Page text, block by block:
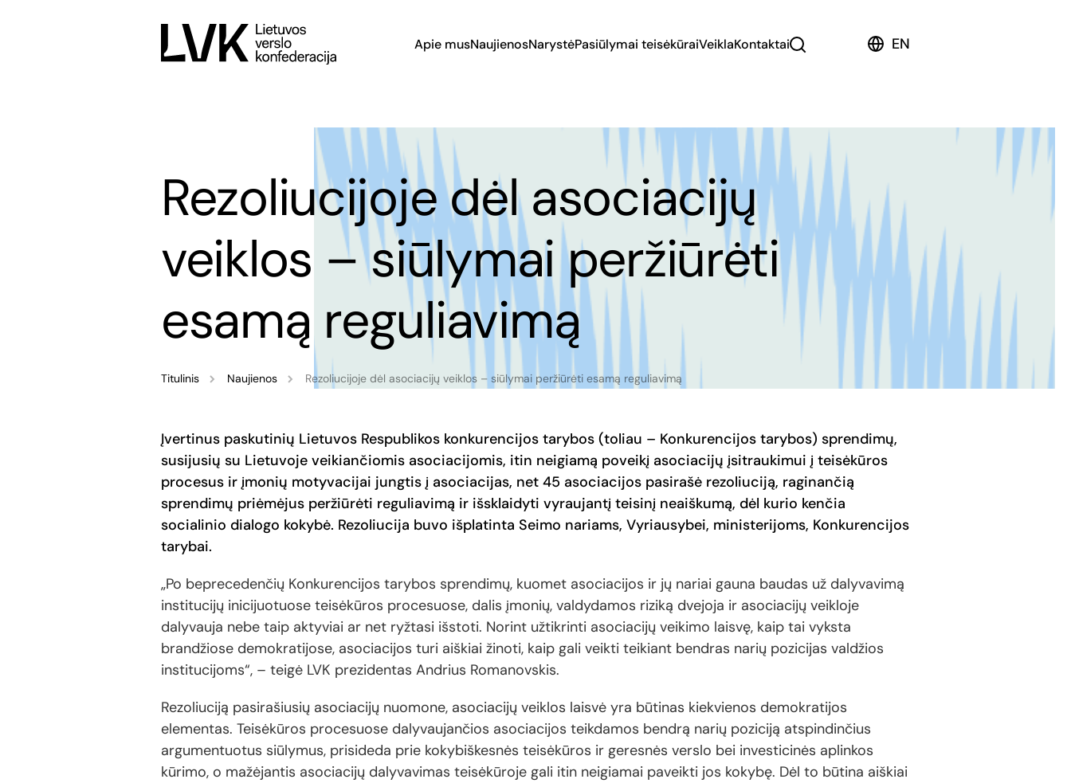
Apie musNaujienosNarystėPasiūlymai teisėkūraiVeiklaKontaktai EN
Rezoliucijoje dėl asociacijų
veiklos – siūlymai peržiūrėti
esamą reguliavimą
Titulinis Naujienos Rezoliucijoje dėl asociacijų veiklos – siūlymai peržiūrėti esamą reguliavimą
Įvertinus paskutinių Lietuvos Respublikos konkurencijos tarybos (toliau – Konkurencijos tarybos) sprendimų,
susijusių su Lietuvoje veikiančiomis asociacijomis, itin neigiamą poveikį asociacijų įsitraukimui į teisėkūros
procesus ir įmonių motyvacijai jungtis į asociacijas, net 45 asociacijos pasirašė rezoliuciją, raginančią
sprendimų priėmėjus peržiūrėti reguliavimą ir išsklaidyti vyraujantį teisinį neaiškumą, dėl kurio kenčia
socialinio dialogo kokybė. Rezoliucija buvo išplatinta Seimo nariams, Vyriausybei, ministerijoms, Konkurencijos
tarybai.
„Po beprecedenčių Konkurencijos tarybos sprendimų, kuomet asociacijos ir jų nariai gauna baudas už dalyvavimą
institucijų inicijuotuose teisėkūros procesuose, dalis įmonių, valdydamos riziką dvejoja ir asociacijų veikloje
dalyvauja nebe taip aktyviai ar net ryžtasi išstoti. Norint užtikrinti asociacijų veikimo laisvę, kaip tai vyksta
brandžiose demokratijose, asociacijos turi aiškiai žinoti, kaip gali veikti teikiant bendras narių pozicijas valdžios
institucijoms“, – teigė LVK prezidentas Andrius Romanovskis.
Rezoliuciją pasirašiusių asociacijų nuomone, asociacijų veiklos laisvė yra būtinas kiekvienos demokratijos
elementas. Teisėkūros procesuose dalyvaujančios asociacijos teikdamos bendrą narių poziciją atspindinčius
argumentuotus siūlymus, prisideda prie kokybiškesnės teisėkūros ir geresnės verslo bei investicinės aplinkos
kūrimo, o mažėjantis asociacijų dalyvavimas teisėkūroje gali itin neigiamai paveikti jos kokybę. Dėl to būtina aiškiai